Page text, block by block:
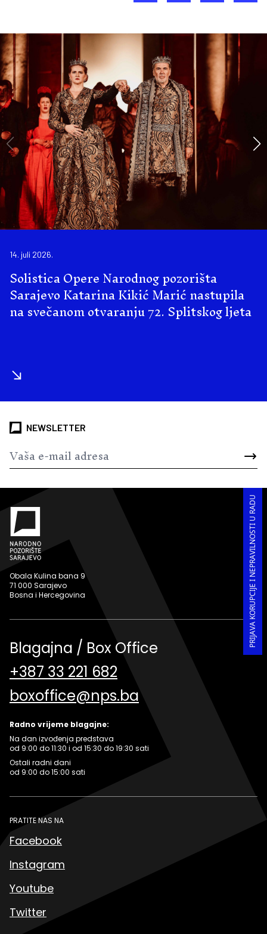
14. juli 2026.
Solistica Opere Narodnog pozorišta
Sarajevo Katarina Kikić Marić nastupila
na svečanom otvaranju 72. Splitskog ljeta
NEWSLETTER
PRIJAVA KORUPCIJE I NEPRAVILNOSTI U RADU
Obala Kulina bana 9
71 000 Sarajevo
Bosna i Hercegovina
Blagajna / Box Office
+387 33 221 682
boxoffice@nps.ba
Radno vrijeme blagajne:
Na dan izvođenja predstava
od 9:00 do 11:30 i od 15:30 do 19:30 sati
Ostali radni dani
od 9:00 do 15:00 sati
PRATITE NAS NA
Facebook
Instagram
Youtube
Twitter